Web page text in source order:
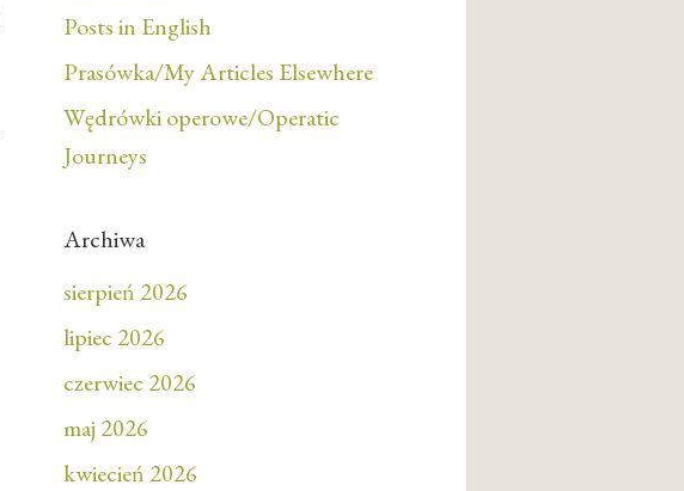
Posts in English
Prasówka/My Articles Elsewhere
Wędrówki operowe/Operatic
Journeys
Archiwa
sierpień 2026
lipiec 2026
czerwiec 2026
maj 2026
kwiecień 2026